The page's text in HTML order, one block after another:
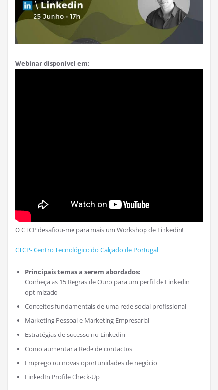
Webinar disponível em:
O CTCP desafiou-me para mais um Workshop de Linkedin!
CTCP- Centro Tecnológico do Calçado de Portugal
Principais temas a serem abordados:
Conheça as 15 Regras de Ouro para um perfil de Linkedin
optimizado
Conceitos fundamentais de uma rede social profissional
Marketing Pessoal e Marketing Empresarial
Estratégias de sucesso no Linkedin
Como aumentar a Rede de contactos
Emprego ou novas oportunidades de negócio
LinkedIn Profile Check-Up